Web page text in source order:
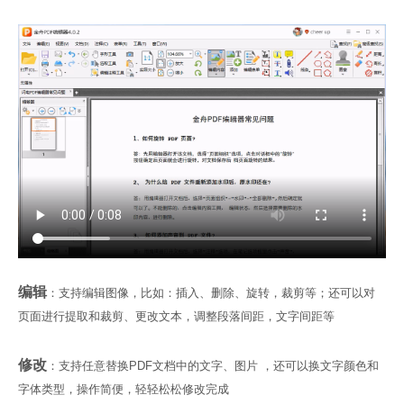
编辑：支持编辑图像，比如：插入、删除、旋转，裁剪等；还可以对
页面进行提取和裁剪、更改文本，调整段落间距，文字间距等
修改 ：支持任意替换PDF文档中的文字、图片 ，还可以换文字颜色和
字体类型，操作简便，轻轻松松修改完成